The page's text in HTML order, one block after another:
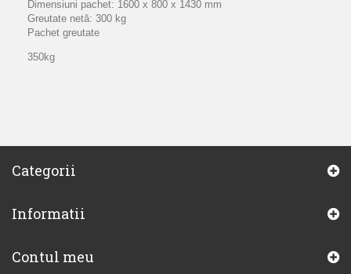
Dimensiuni pachet: 1600 x 800 x 1430 mm
Greutate netă: 300 kg
Pachet greutate
350kg
Categorii
Informatii
Contul meu